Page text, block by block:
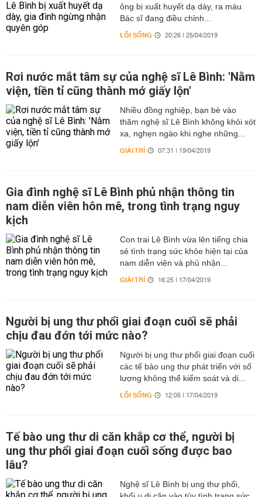
ông bị xuất huyết dạ dày, ra máu.
Bác sĩ đang điều chỉnh...
LỐI SỐNG 20:26 | 25/04/2019
Rơi nước mắt tâm sự của nghệ sĩ Lê Bình: 'Nằm
viện, tiền tỉ cũng thành mớ giấy lộn'
Nhiều đồng nghiệp, bạn bè vào
thăm nghệ sĩ Lê Bình không khỏi xót
xa, nghẹn ngào khi nghe những...
GIẢI TRÍ 07:31 | 19/04/2019
Gia đình nghệ sĩ Lê Bình phủ nhận thông tin
nam diễn viên hôn mê, trong tình trạng nguy
kịch
Con trai Lê Bình vừa lên tiếng chia
sẻ tình trạng sức khỏe hiện tại của
nam diễn viên và phủ nhận...
GIẢI TRÍ 16:25 | 17/04/2019
Người bị ung thư phổi giai đoạn cuối sẽ phải
chịu đau đớn tới mức nào?
Người bị ung thư phổi giai đoạn cuối
các tế bào ung thư phát triển với số
lượng không thể kiểm soát và di...
LỐI SỐNG 12:05 | 17/04/2019
Tế bào ung thư di căn khắp cơ thể, người bị
ung thư phổi giai đoạn cuối sống được bao
lâu?
Nghệ sĩ Lê Bình bị ung thư phổi,